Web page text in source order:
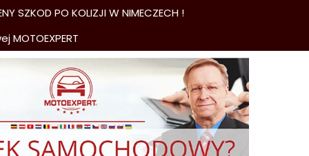
PO KOLIZJI W NIMECZECH !